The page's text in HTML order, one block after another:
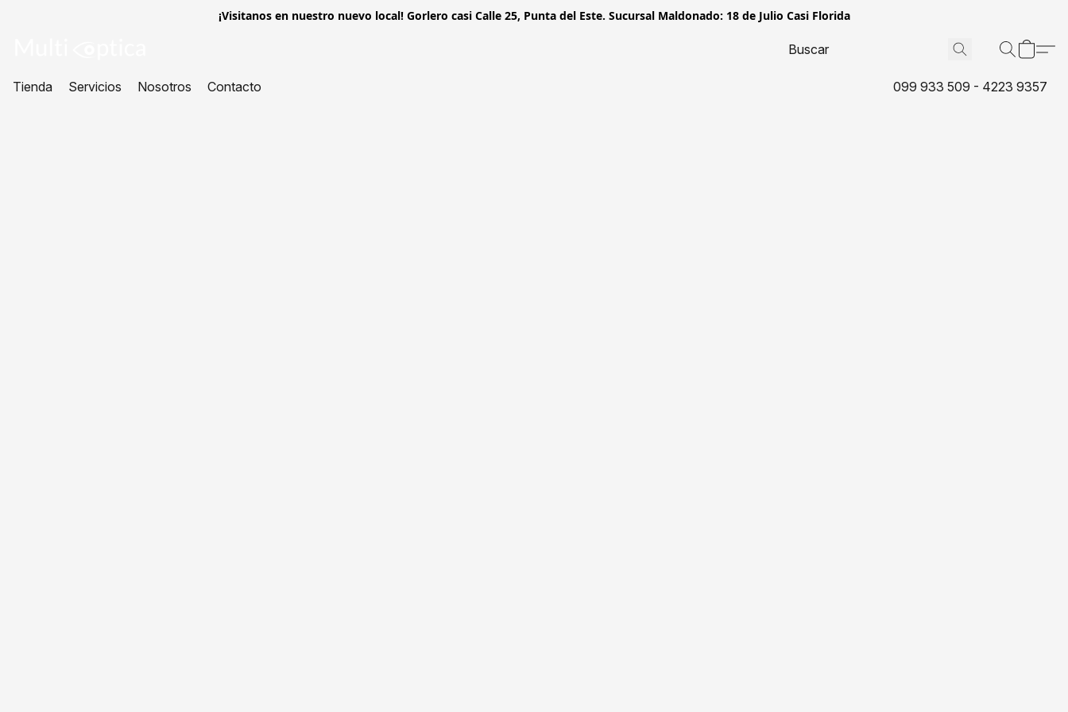
¡Visitanos en nuestro nuevo local! Gorlero casi Calle 25, Punta del Este. Sucursal Maldonado: 18 de Julio Casi Florida
Tienda Servicios Nosotros Contacto 099 933 509 - 4223 9357